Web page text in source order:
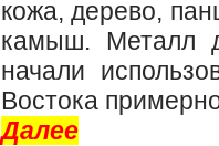
кожа, дерево,
камыш. Металл
начали
Востока
Далее